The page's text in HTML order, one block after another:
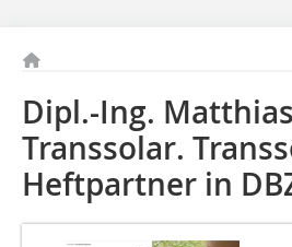
Dipl.-Ing.
Transsolar.
Heftpartner in